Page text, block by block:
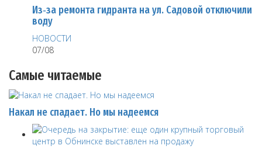
Из‑за ремонта гидранта на ул. Садовой отключили
воду
НОВОСТИ
07/08
Самые читаемые
Накал не спадает. Но мы надеемся